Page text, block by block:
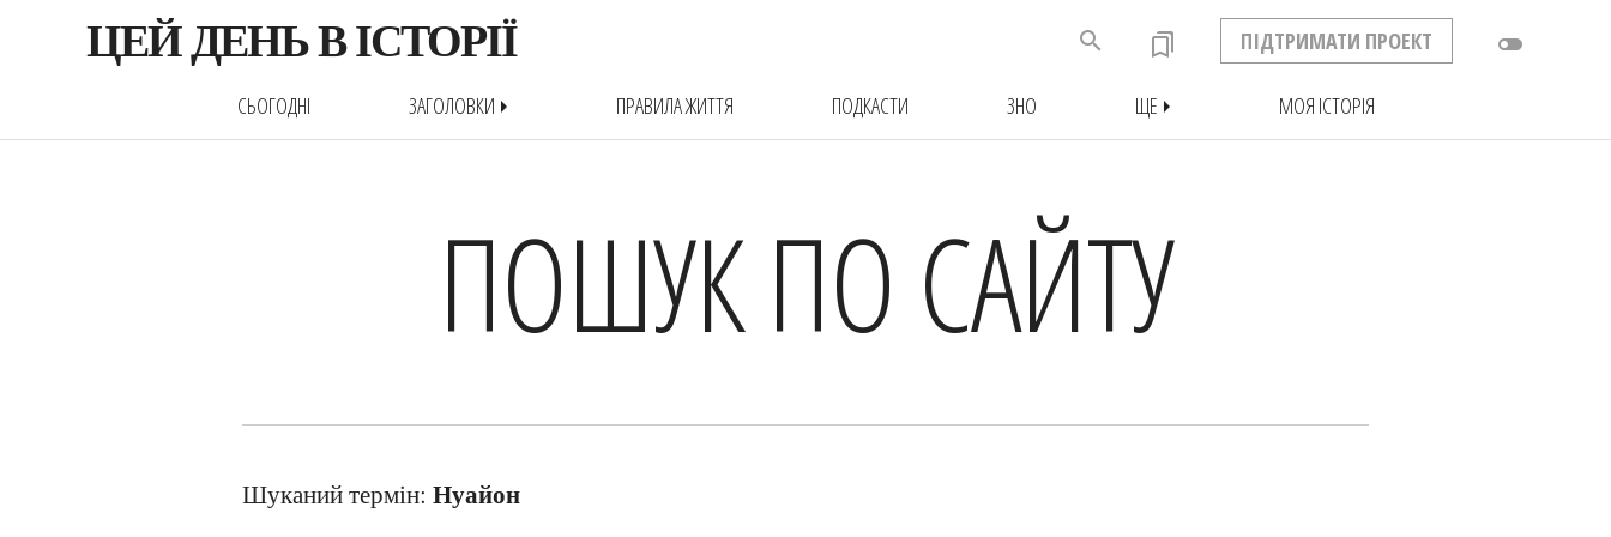
ЦЕЙ ДЕНЬ В ІСТОРІЇ toggle_off
ПІДТРИМАТИ ПРОЕКТ
bookmarks
search
СЬОГОДНІ ЗАГОЛОВКИarrow_right ПРАВИЛА ЖИТТЯ ПОДКАСТИ ЗНО ЩЕarrow_right МОЯ ІСТОРІЯ
ПОШУК ПО САЙТУ
Шуканий термін: Нуайон